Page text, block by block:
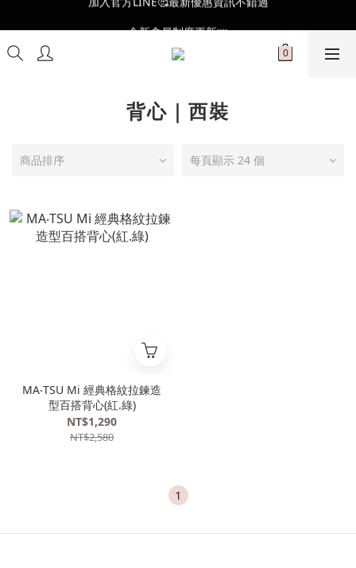
全新會員制度更新👑
背心｜西裝
商品排序 每頁顯示 24 個
MA‧TSU Mi 經典格紋拉鍊造
型百搭背心(紅.綠)
NT$1,290
NT$2,580
1